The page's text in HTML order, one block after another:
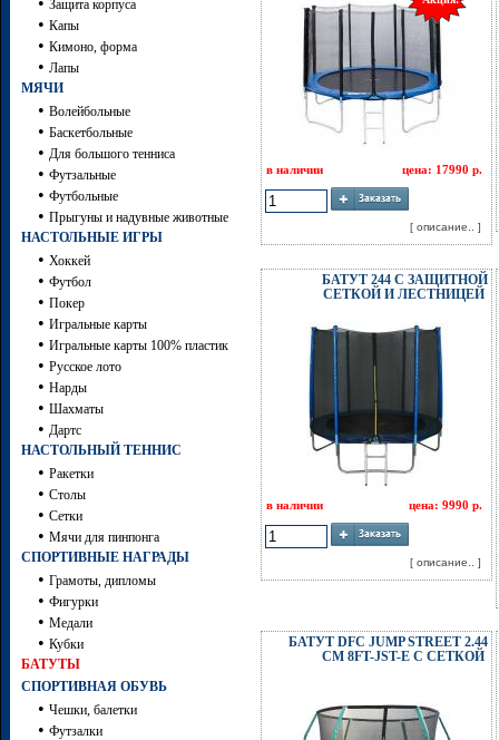
Защита корпуса
• Капы
• Кимоно, форма
• Лапы
МЯЧИ
• Волейбольные
• Баскетбольные
• Для большого тенниса
• Футзальные
• Футбольные
• Прыгуны и надувные животные
НАСТОЛЬНЫЕ ИГРЫ
• Хоккей
• Футбол
• Покер
• Игральные карты
• Игральные карты 100% пластик
• Русское лото
• Нарды
• Шахматы
• Дартc
НАСТОЛЬНЫЙ ТЕННИС
• Ракетки
• Столы
• Сетки
• Мячи для пинпонга
СПОРТИВНЫЕ НАГРАДЫ
• Грамоты, дипломы
• Фигурки
• Медали
• Кубки
БАТУТЫ
СПОРТИВНАЯ ОБУВЬ
• Чешки, балетки
• Футзалки
в наличии цена: 17990 р.
[ описание.. ]
БАТУТ 244 С ЗАЩИТНОЙ
СЕТКОЙ И ЛЕСТНИЦЕЙ
в наличии цена: 9990 р.
[ описание.. ]
БАТУТ DFC JUMP STREET 2.44
СМ 8FT-JST-E C СЕТКОЙ